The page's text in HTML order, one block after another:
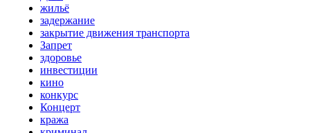
жильё
задержание
закрытие движения транспорта
Запрет
здоровье
инвестиции
кино
конкурс
Концерт
кража